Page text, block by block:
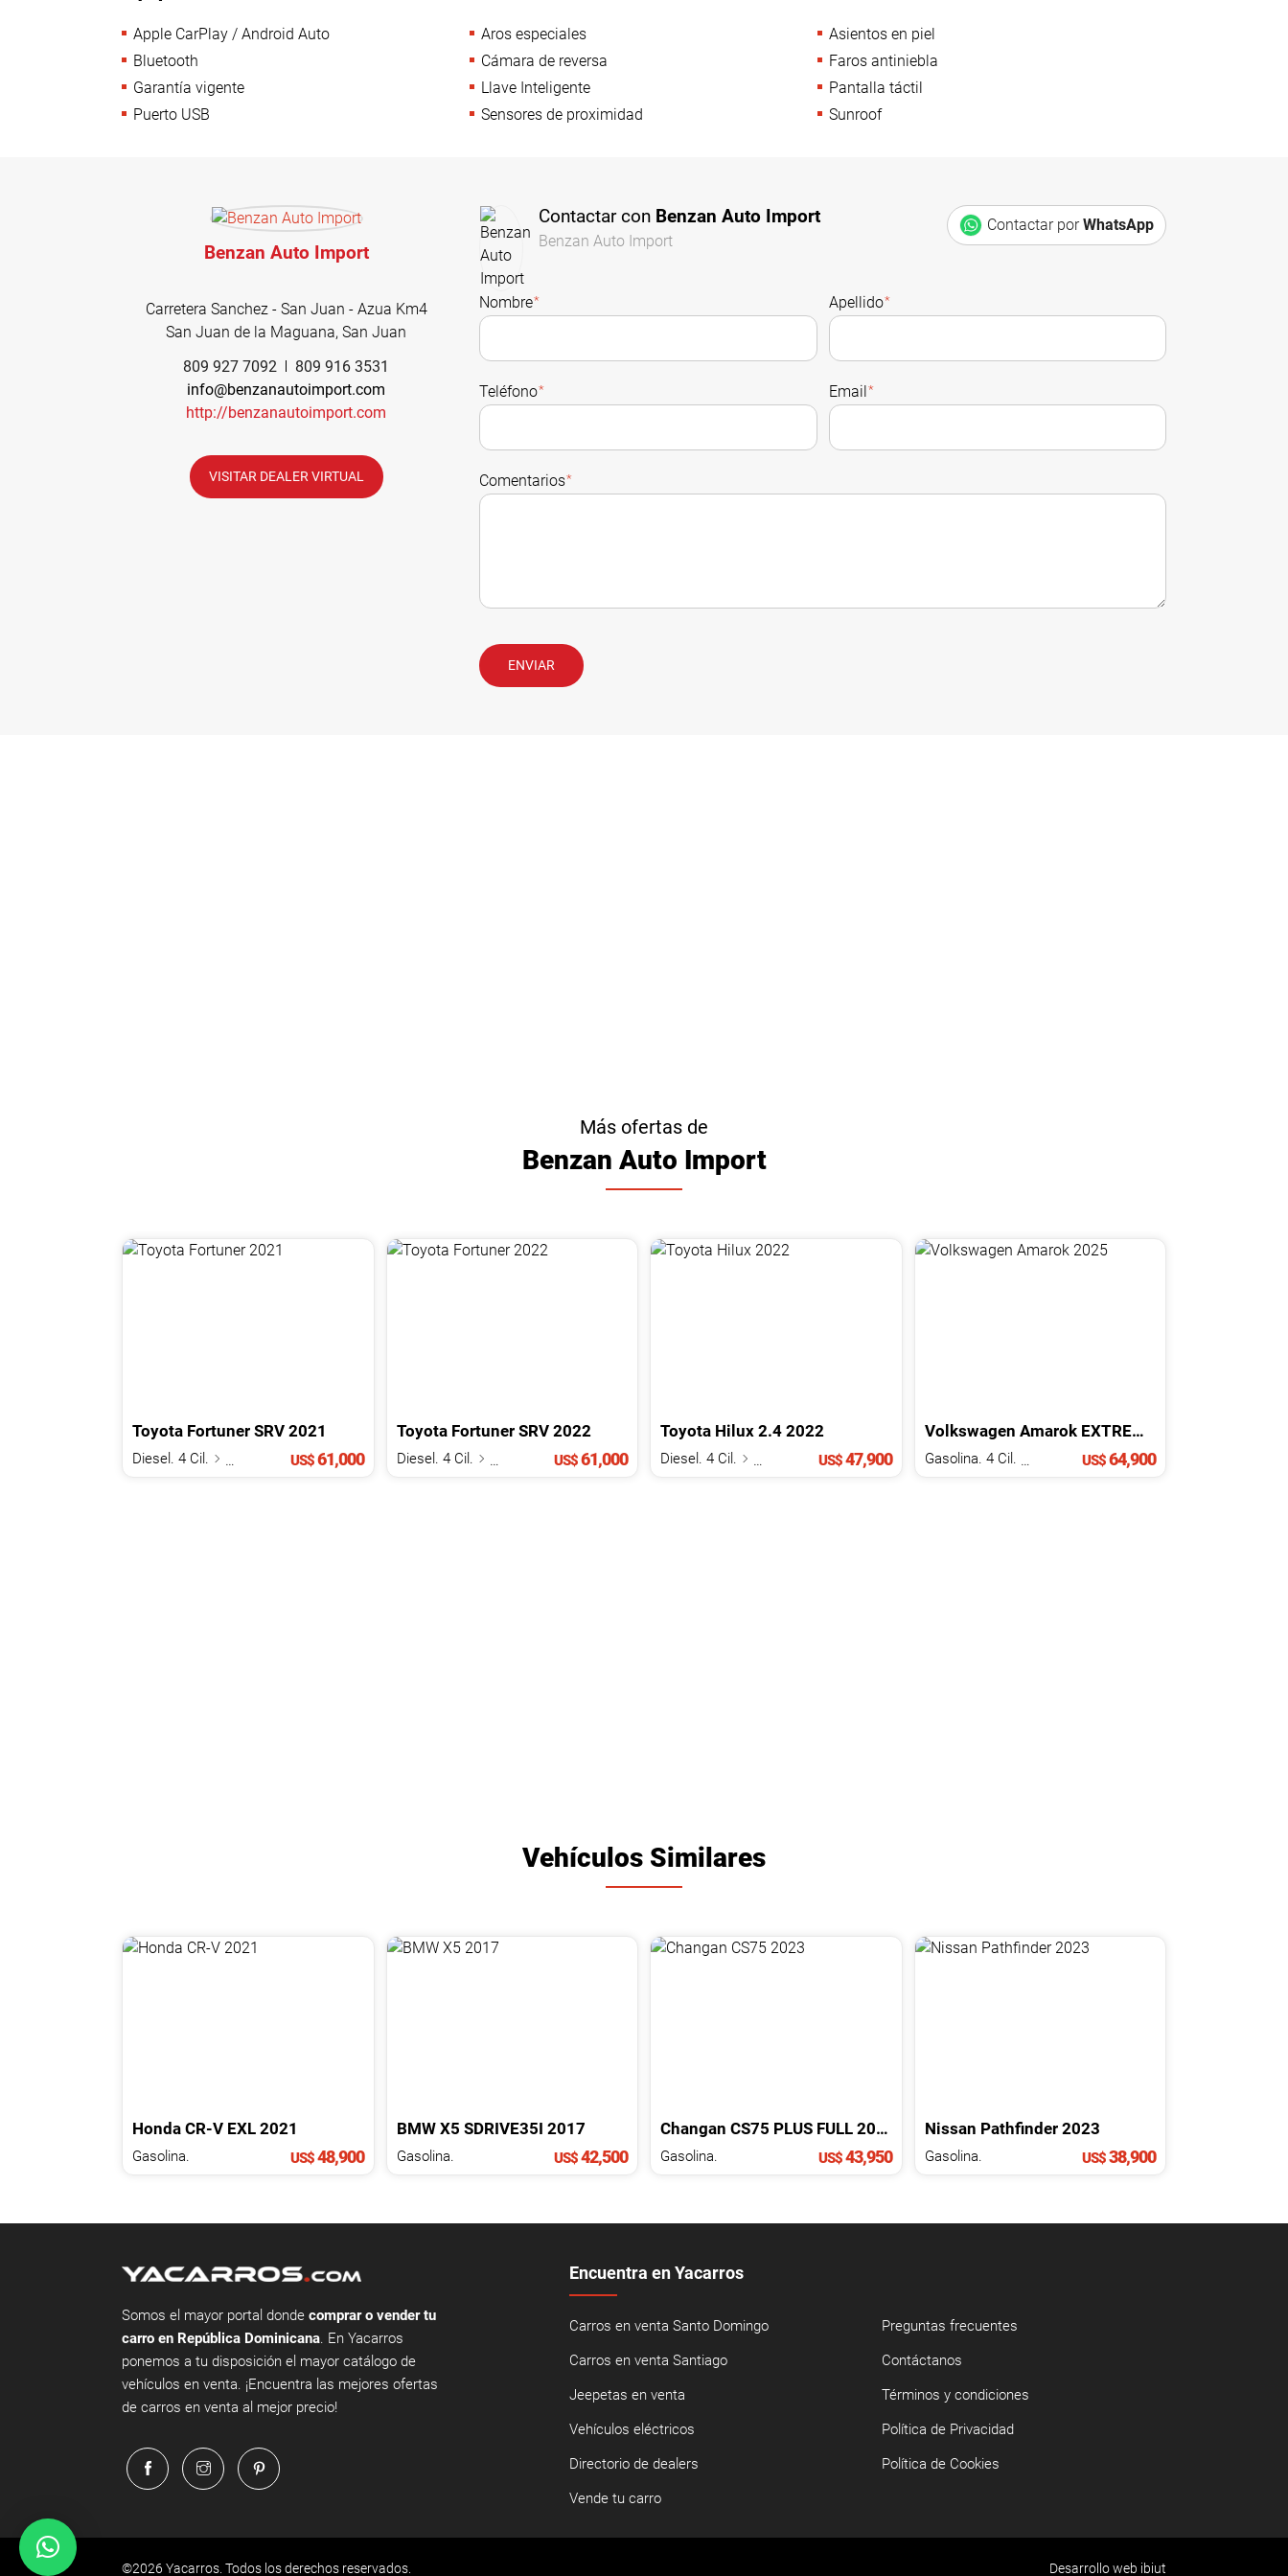
Apple CarPlay / Android Auto Aros especiales
Asientos en piel
Bluetooth
Cámara de reversa
Faros antiniebla
Garantía vigente
Llave Inteligente
Pantalla táctil
Puerto USB
Sensores de proximidad Sunroof
Benzan Auto Import
Carretera Sanchez - San Juan - Azua Km4
San Juan de la Maguana, San Juan
809 927 7092
809 916 3531
info@benzanautoimport.com
http://benzanautoimport.com
VISITAR DEALER VIRTUAL
Contactar con Benzan Auto Import
Benzan Auto Import
Contactar porWhatsApp
Nombre* Apellido*
Teléfono* Email*
Comentarios*
ENVIAR
Más ofertas de
Benzan Auto Import
Toyota Fortuner SRV 2021
Diesel. 4 Cil. US$61,000
Toyota Fortuner SRV 2022
Diesel. 4 Cil. US$61,000
Toyota Hilux 2.4 2022
Diesel. 4 Cil. US$47,900
Volkswagen Amarok EXTREME
US$64,900
Vehículos Similares
Honda CR-V EXL 2021
Gasolina. US$48,900
BMW X5 SDRIVE35I 2017
Gasolina. US$42,500
Changan CS75 PLUS FULL 2023
Gasolina. US$43,950
Nissan Pathfinder 2023
Gasolina. US$38,900
Somos el mayor portal donde comprar o vender tu
carro en República Dominicana. En Yacarros
ponemos a tu disposición el mayor catálogo de
vehículos en venta. ¡Encuentra las mejores ofertas
de carros en venta al mejor precio!
Encuentra en Yacarros
Carros en venta Santo Domingo
Carros en venta Santiago
Jeepetas en venta
Vehículos eléctricos
Directorio de dealers
Vende tu carro
Preguntas frecuentes
Contáctanos
Términos y condiciones
Política de Privacidad
Política de Cookies
©2026 Yacarros. Todos los derechos reservados. Desarrollo web ibiut